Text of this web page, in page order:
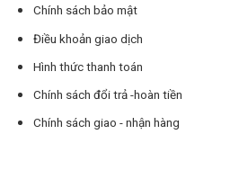
Chính sách bảo mật
Điều khoản giao dịch
Hình thức thanh toán
Chính sách đổi trả -hoàn tiền
Chính sách giao - nhận hàng